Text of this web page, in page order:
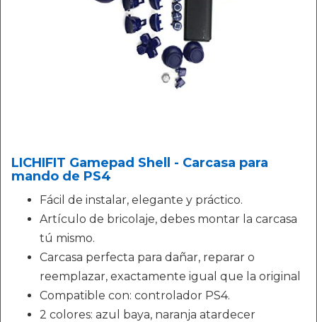
LICHIFIT Gamepad Shell - Carcasa para
mando de PS4
Fácil de instalar, elegante y práctico.
Artículo de bricolaje, debes montar la carcasa
tú mismo.
Carcasa perfecta para dañar, reparar o
reemplazar, exactamente igual que la original
Compatible con: controlador PS4.
2 colores: azul baya, naranja atardecer